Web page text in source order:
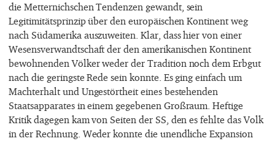
die Metternichschen Tendenzen gewandt, sein
Legitimitätsprinzip über den europäischen Kontinent weg
nach Südamerika auszuweiten. Klar, dass hier von einer
Wesensverwandtschaft der den amerikanischen Kontinent
bewohnenden Völker weder der Tradition noch dem Erbgut
nach die geringste Rede sein konnte. Es ging einfach um
Machterhalt und Ungestörtheit eines bestehenden
Staatsapparates in einem gegebenen Großraum. Heftige
Kritik dagegen kam von Seiten der SS, den es fehlte das Volk
in der Rechnung. Weder konnte die unendliche Expansion